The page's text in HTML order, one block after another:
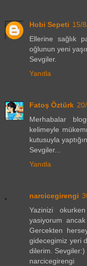
Hobi Sepeti 15/
Ellerine sağlık
oğlunun yeni
Sevgiler.
Yanıtla
Fatoş Öztürk
Merhabalar
kelimeyle
kutusuyla
Sevgiler...
Yanıtla
narcicegirengi
Yazinizi
yasiyorum
Gercekten
gidecegimiz yeri
dilerim. Sevgiler:)
narcicegirengi